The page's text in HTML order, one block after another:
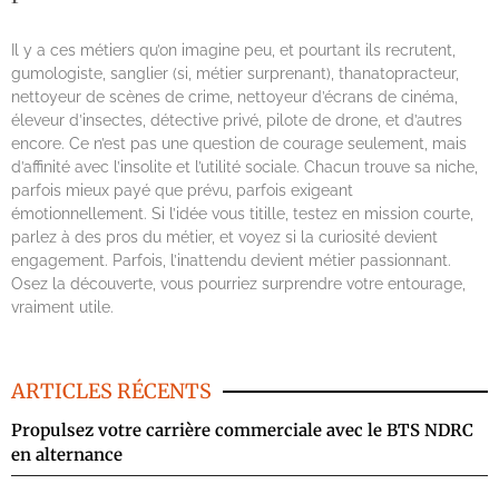
Il y a ces métiers qu’on imagine peu, et pourtant ils recrutent,
gumologiste, sanglier (si, métier surprenant), thanatopracteur,
nettoyeur de scènes de crime, nettoyeur d’écrans de cinéma,
éleveur d’insectes, détective privé, pilote de drone, et d’autres
encore. Ce n’est pas une question de courage seulement, mais
d’affinité avec l’insolite et l’utilité sociale. Chacun trouve sa niche,
parfois mieux payé que prévu, parfois exigeant
émotionnellement. Si l’idée vous titille, testez en mission courte,
parlez à des pros du métier, et voyez si la curiosité devient
engagement. Parfois, l’inattendu devient métier passionnant.
Osez la découverte, vous pourriez surprendre votre entourage,
vraiment utile.
ARTICLES RÉCENTS
Propulsez votre carrière commerciale avec le BTS NDRC
en alternance